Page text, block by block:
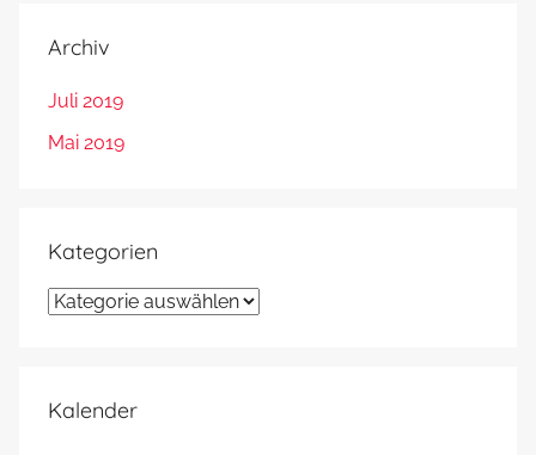
Archiv
Juli 2019
Mai 2019
Kategorien
Kategorien
Kalender